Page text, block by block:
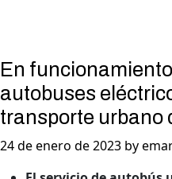
En
autobuses
transporte urbano
24 de enero de 2023 by